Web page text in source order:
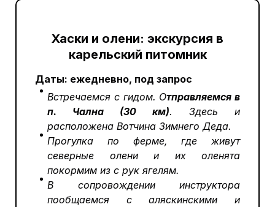
Хаски и олени: экскурсия в
карельский питомник
Даты: ежедневно, под запрос
Встречаемся с гидом. Отправляемся в
п. Чална (30 км). Здесь и
расположена Вотчина Зимнего Деда.
Прогулка по ферме, где живут
северные олени и их оленята
покормим из с рук ягелям.
В сопровождении инструктора
пообщаемся с аляскинскими и